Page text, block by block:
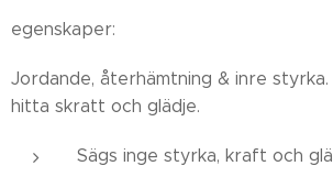
egenskaper:
Jordande, återhämtning & inre
hitta skratt och glädje.
Sägs inge styrka, kraft och